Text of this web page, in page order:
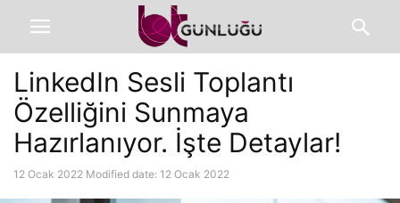
LinkedIn Sesli Toplantı
Özelliğini Sunmaya
Hazırlanıyor. İşte Detaylar!
12 Ocak 2022 Modified date: 12 Ocak 2022